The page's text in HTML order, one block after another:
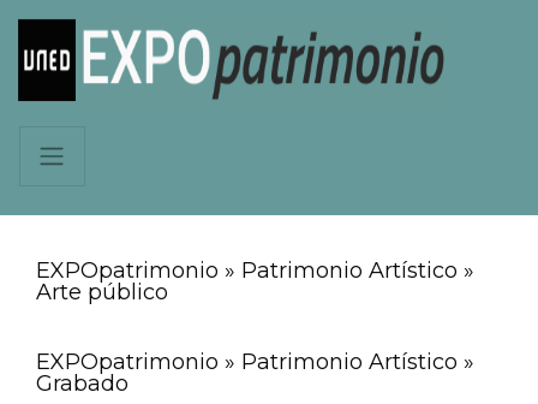
EXPOpatrimonio » Patrimonio Artístico »
Arte público
EXPOpatrimonio » Patrimonio Artístico »
Grabado